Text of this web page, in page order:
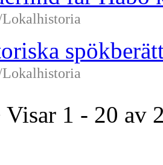
Visar 1 - 20 av